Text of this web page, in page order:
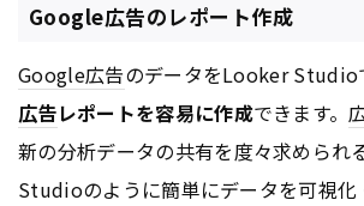
Google広告のレポート作成
Google広告のデータをLooker Studio
広告レポートを容易に作成できます。
新の分析データの共有を度々求められ
Studioのように簡単にデータを可視化